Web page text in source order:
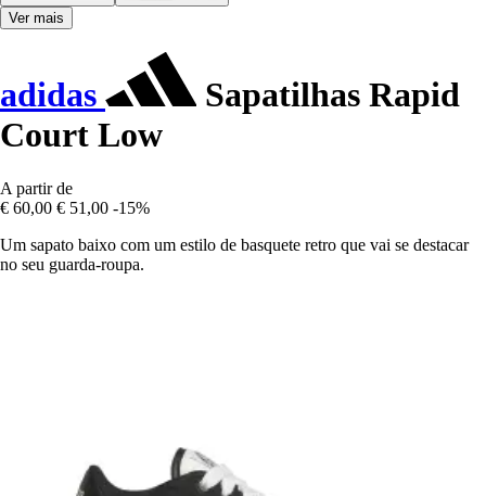
Ver mais
adidas
Sapatilhas Rapid
Court Low
A partir de
€ 60,00 € 51,00 -15%
Um sapato baixo com um estilo de basquete retro que vai se destacar
no seu guarda-roupa.